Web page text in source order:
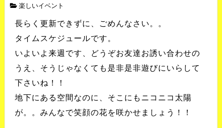
楽しいイベント
長らく更新できずに、ごめんなさい。。
タイムスケジュールです。
いよいよ来週です、どうぞお友達お誘い合わせの
うえ、そうじゃなくても是非是非遊びにいらして
下さいね！！
地下にある空間なのに、そこにもニコニコ太陽
が。。みんなで笑顔の花を咲かせましょう！！